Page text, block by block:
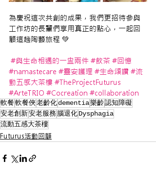
為慶祝這次共創的成果，我們更招待參與
工作坊的長輩們享用真正的點心，一起回
顧這趟陶藝旅程 💚
#與生命相遇的一盅兩件 #飲茶 #回憶
#namastecare #靈安護理 #生命頌讚 #流
動五感大茶樓 #TheProjectFuturus
#ArteTRIO #Cocreation #collaboration
軟餐軟餐俠老齡化dementia樂齡認知障礙
安老創新安老服務 腦退化Dysphagia
流動五感大茶樓
Futurus活動回顧